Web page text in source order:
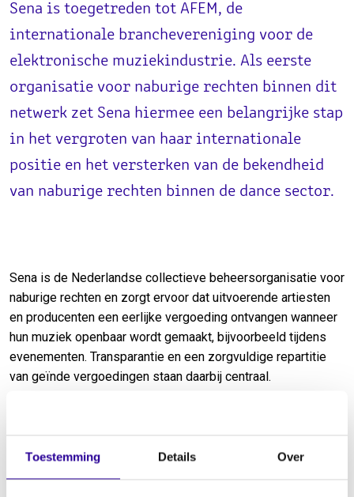
Toestemming Details Over
Sena is toegetreden tot AFEM, de
internationale branchevereniging voor de
elektronische muziekindustrie. Als eerste
organisatie voor naburige rechten binnen dit
netwerk zet Sena hiermee een belangrijke stap
in het vergroten van haar internationale
positie en het versterken van de bekendheid
van naburige rechten binnen de dance sector.
Sena is de Nederlandse collectieve beheersorganisatie voor
naburige rechten en zorgt ervoor dat uitvoerende artiesten
en producenten een eerlijke vergoeding ontvangen wanneer
hun muziek openbaar wordt gemaakt, bijvoorbeeld tijdens
evenementen. Transparantie en een zorgvuldige repartitie
van geïnde vergoedingen staan daarbij centraal.
Via onder meer genre specifieke informatiepagina’s en het
online portaal MySena worden artiesten en producenten